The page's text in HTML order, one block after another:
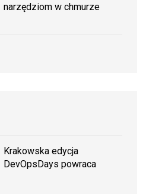
narzędziom w chmurze
Krakowska edycja
DevOpsDays powraca